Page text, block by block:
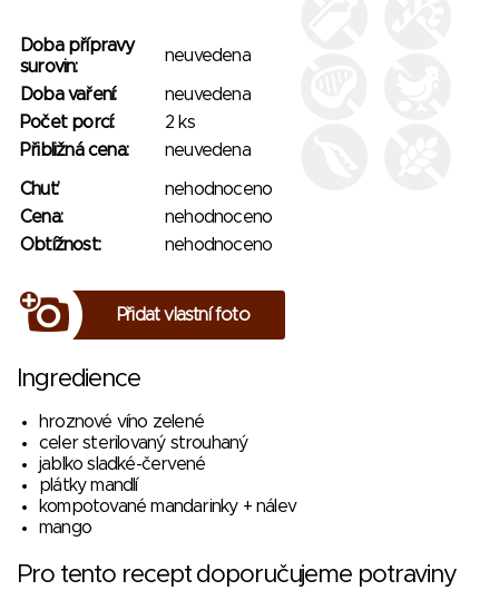
Doba přípravy
surovin:
neuvedena
Doba vaření:
neuvedena
Počet porcí:
2 ks
Přibližná cena:
neuvedena
Chuť:
nehodnoceno
Cena:
nehodnoceno
Obtížnost:
nehodnoceno
Přidat vlastní foto
Ingredience
hroznové víno zelené
celer sterilovaný strouhaný
jablko sladké-červené
plátky mandlí
kompotované mandarinky + nálev
mango
Pro tento recept doporučujeme potraviny